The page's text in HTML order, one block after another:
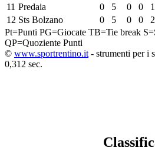
11 Predaia 0 5 0 0 1
12 Sts Bolzano 0 5 0 0 2
Pt=Punti PG=Giocate TB=Tie break
QP=Quoziente Punti
© www.sportrentino.it - strumenti per i
0,312 sec.